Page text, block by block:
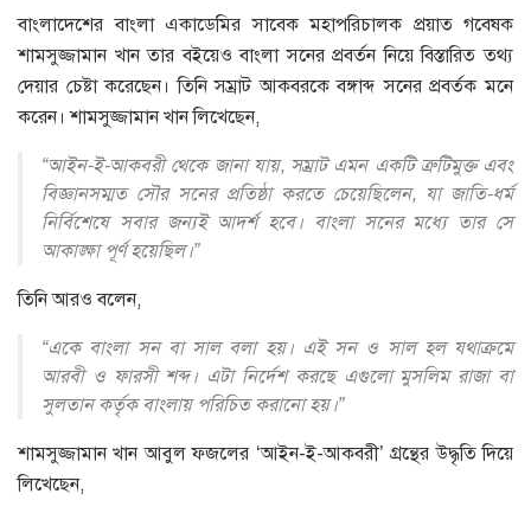
বাংলাদেশের বাংলা একাডেমির সাবেক মহাপরিচালক প্রয়াত গবেষক
শামসুজ্জামান খান তার বইয়েও বাংলা সনের প্রবর্তন নিয়ে বিস্তারিত তথ্য
দেয়ার চেষ্টা করেছেন। তিনি সম্রাট আকবরকে বঙ্গাব্দ সনের প্রবর্তক মনে
করেন। শামসুজ্জামান খান লিখেছেন,
“আইন-ই-আকবরী থেকে জানা যায়, সম্রাট এমন একটি ত্রুটিমুক্ত এবং
বিজ্ঞানসম্মত সৌর সনের প্রতিষ্ঠা করতে চেয়েছিলেন, যা জাতি-ধর্ম
নির্বিশেষে সবার জন্যই আদর্শ হবে। বাংলা সনের মধ্যে তার সে
আকাঙ্ক্ষা পূর্ণ হয়েছিল।”
তিনি আরও বলেন,
“একে বাংলা সন বা সাল বলা হয়। এই সন ও সাল হল যথাক্রমে
আরবী ও ফারসী শব্দ। এটা নির্দেশ করছে এগুলো মুসলিম রাজা বা
সুলতান কর্তৃক বাংলায় পরিচিত করানো হয়।”
শামসুজ্জামান খান আবুল ফজলের ‘আইন-ই-আকবরী’ গ্রন্থের উদ্ধৃতি দিয়ে
লিখেছেন,